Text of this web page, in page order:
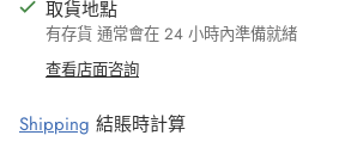
取貨地點
有存貨 通常會在 24 小時內準備就緒
查看店面咨詢
Shipping 結賬時計算